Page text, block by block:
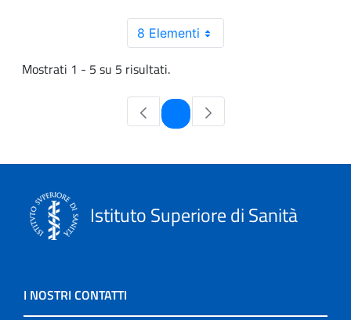
8 Elementi
Mostrati 1 - 5 su 5 risultati.
Pagina
Istituto Superiore di Sanità
I NOSTRI CONTATTI